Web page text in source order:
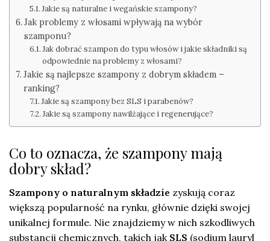
Jakie są naturalne i wegańskie szampony?
Jak problemy z włosami wpływają na wybór
szamponu?
Jak dobrać szampon do typu włosów i jakie składniki są
odpowiednie na problemy z włosami?
Jakie są najlepsze szampony z dobrym składem –
ranking?
Jakie są szampony bez SLS i parabenów?
Jakie są szampony nawilżające i regenerujące?
Co to oznacza, że szampony mają
dobry skład?
Szampony o naturalnym składzie zyskują coraz
większą popularność na rynku, głównie dzięki swojej
unikalnej formule. Nie znajdziemy w nich szkodliwych
substancji chemicznych, takich jak SLS (sodium lauryl